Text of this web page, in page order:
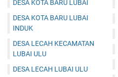
DESA KOTA BARU LUBAI
DESA KOTA BARU LUBAI
INDUK
DESA LECAH KECAMATAN
LUBAI ULU
DESA LECAH LUBAI ULU